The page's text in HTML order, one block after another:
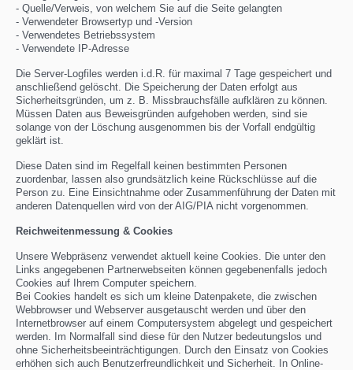
- Quelle/Verweis, von welchem Sie auf die Seite gelangten
- Verwendeter Browsertyp und -Version
- Verwendetes Betriebssystem
- Verwendete IP-Adresse
Die Server-Logfiles werden i.d.R. für maximal 7 Tage gespeichert und
anschließend gelöscht. Die Speicherung der Daten erfolgt aus
Sicherheitsgründen, um z. B. Missbrauchsfälle aufklären zu können.
Müssen Daten aus Beweisgründen aufgehoben werden, sind sie
solange von der Löschung ausgenommen bis der Vorfall endgültig
geklärt ist.
Diese Daten sind im Regelfall keinen bestimmten Personen
zuordenbar, lassen also grundsätzlich keine Rückschlüsse auf die
Person zu. Eine Einsichtnahme oder Zusammenführung der Daten mit
anderen Datenquellen wird von der AIG/PIA nicht vorgenommen.
Reichweitenmessung & Cookies
Unsere Webpräsenz verwendet aktuell keine Cookies. Die unter den
Links angegebenen Partnerwebseiten können gegebenenfalls jedoch
Cookies auf Ihrem Computer speichern.
Bei Cookies handelt es sich um kleine Datenpakete, die zwischen
Webbrowser und Webserver ausgetauscht werden und über den
Internetbrowser auf einem Computersystem abgelegt und gespeichert
werden. Im Normalfall sind diese für den Nutzer bedeutungslos und
ohne Sicherheitsbeeinträchtigungen. Durch den Einsatz von Cookies
erhöhen sich auch Benutzerfreundlichkeit und Sicherheit. In Online-